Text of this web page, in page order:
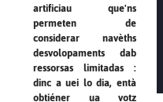
artificiau que'ns
permeten de
considerar navèths
desvolopaments dab
ressorsas limitadas :
dinc a uei lo dia, entà
obtiéner ua votz